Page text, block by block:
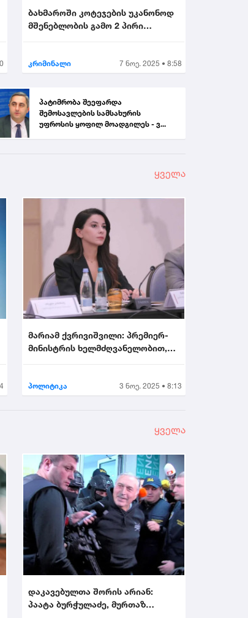
ბახმაროში კოტეჯების უკანონოდ
მშენებლობის გამო 2 პირი
კრიმინალი 7 ნოე. 2025 • 8:58
პატიმრობა შეეფარდა
შემოსავლების სამსახურის
უფროსის ყოფილ მოადგილეს - ვ...
ყველა
მარიამ ქვრივიშვილი: პრემიერ-
მინისტრის ხელმძღვანელობით,
პოლიტიკა 3 ნოე. 2025 • 8:13
ყველა
დაკავებულთა შორის არიან:
პაატა ბურჭულაძე, მურთაზ